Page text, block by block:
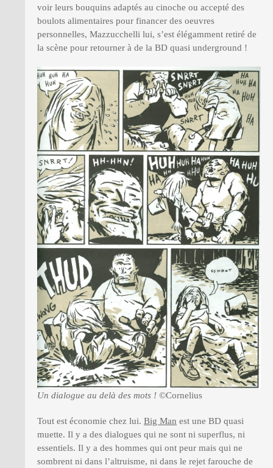
voir leurs bouquins adaptés au cinoche ou accepté des
boulots alimentaires pour financer des oeuvres
personnelles, Mazzucchelli lui, s’est élégamment retiré de
la scène pour retourner à de la BD quasi underground !
Un dialogue au delà des mots ! ©Cornelius
Tout est économie chez lui. Big Man est une BD quasi
muette. Il y a des dialogues qui ne sont ni superflus, ni
essentiels. Il y a des hommes qui ont peur mais qui ne
sombrent ni dans l’altruisme, ni dans le rejet farouche de